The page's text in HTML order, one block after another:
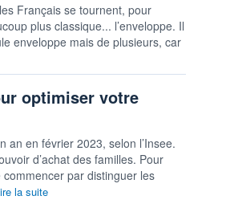
Français se tournent, pour
plus classique... l’enveloppe. Il
enveloppe mais de plusieurs, car
optimiser votre
an en février 2023, selon l’Insee.
d’achat des familles. Pour
par distinguer les
la suite